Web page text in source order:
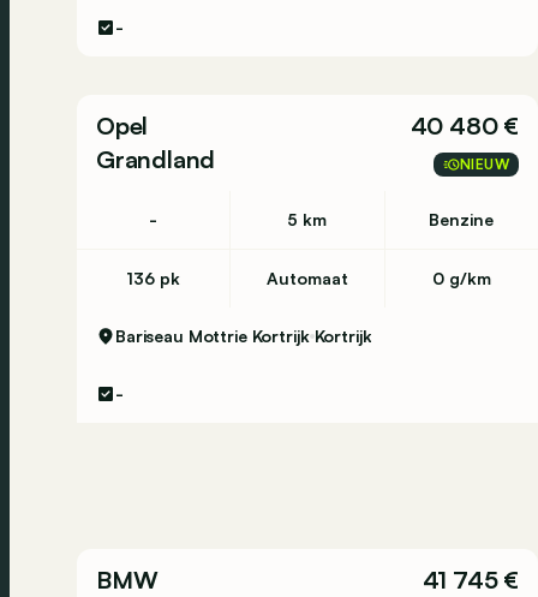
-
Opel
Grandland
40 480 €
NIEUW
- 5 km Benzine
136 pk Automaat 0 g/km
Bariseau Mottrie Kortrijk Kortrijk
-
BMW
41 745 €